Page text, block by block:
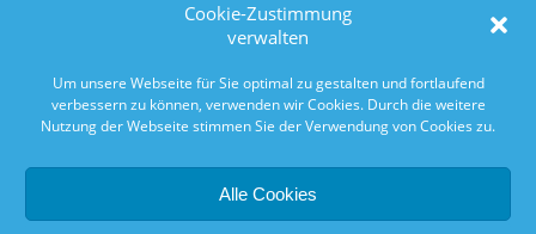
Cookie-Zustimmung
verwalten
Um unsere Webseite für Sie optimal zu gestalten und fortlaufend
verbessern zu können, verwenden wir Cookies. Durch die weitere
Nutzung der Webseite stimmen Sie der Verwendung von Cookies zu.
Alle Cookies
kamen aus Großunternehmen, 16 Prozent von Kleinunternehmen
0 0
Antworten